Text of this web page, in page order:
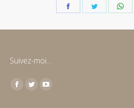
Partager Partager
Suivez-moi…
Trouvez nous sur :
Facebook
TwitterYouTube